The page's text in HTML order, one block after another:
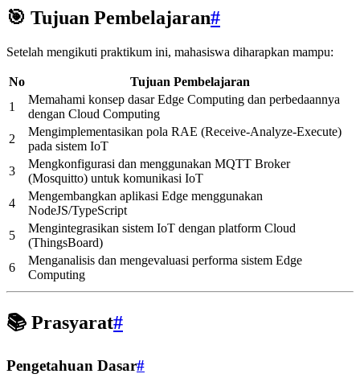
🎯 Tujuan Pembelajaran#
Setelah mengikuti praktikum ini, mahasiswa diharapkan mampu:
No
Tujuan Pembelajaran
1
Memahami konsep dasar Edge Computing dan perbedaannya
dengan Cloud Computing
2
Mengimplementasikan pola RAE (Receive-Analyze-Execute)
pada sistem IoT
3
Mengkonfigurasi dan menggunakan MQTT Broker
(Mosquitto) untuk komunikasi IoT
4
Mengembangkan aplikasi Edge menggunakan
NodeJS/TypeScript
5
Mengintegrasikan sistem IoT dengan platform Cloud
(ThingsBoard)
6
Menganalisis dan mengevaluasi performa sistem Edge
Computing
📚 Prasyarat#
Pengetahuan Dasar#